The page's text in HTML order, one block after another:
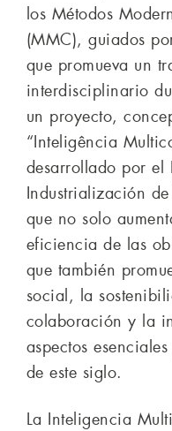
los Métodos
(MMC), guiados
que promueva un
interdisciplinario
un proyecto,
“Inteligência
desarrollado por el
Industrialización
que no solo
eficiencia de las
que también
social, la
colaboración y la
aspectos
de este siglo.
La Inteligencia